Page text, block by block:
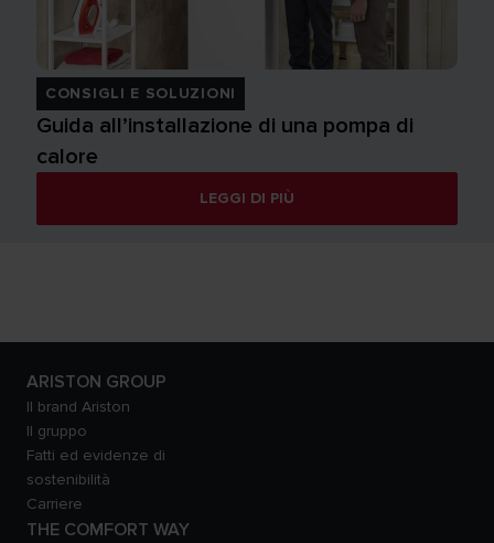
CONSIGLI E SOLUZIONI
Guida all’installazione di una pompa di
calore
LEGGI DI PIÙ
ARISTON GROUP
Il brand Ariston
Il gruppo
Fatti ed evidenze di
sostenibilità
Carriere
THE COMFORT WAY